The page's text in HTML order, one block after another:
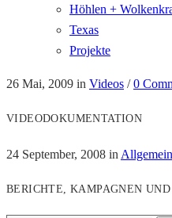
Höhlen +
Texas
Projekte
26 Mai, 2009 in Videos /0
VIDEODOKUMENTATION
24 September, 2008 in
BERICHTE, KAMPAGNEN